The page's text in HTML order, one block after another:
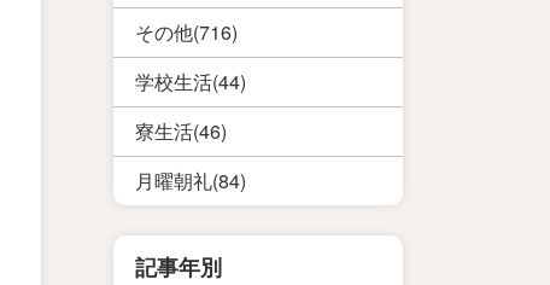
その他(716)
学校生活(44)
寮生活(46)
月曜朝礼(84)
記事年別